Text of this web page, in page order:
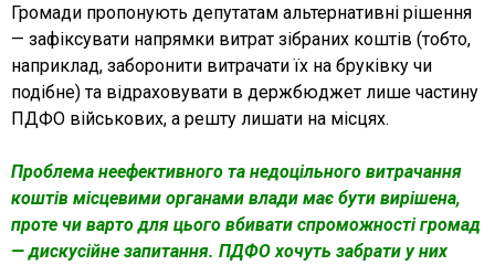
Громади пропонують депутатам альтернативні рішення
— зафіксувати напрямки витрат зібраних коштів (тобто,
наприклад, заборонити витрачати їх на бруківку чи
подібне) та відраховувати в держбюджет лише частину
ПДФО військових, а решту лишати на місцях.
Проблема неефективного та недоцільного витрачання
коштів місцевими органами влади має бути вирішена,
проте чи варто для цього вбивати спроможності громад
— дискусійне запитання. ПДФО хочуть забрати у них